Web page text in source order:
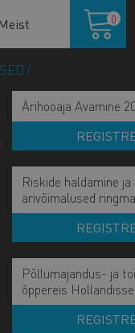
Meist
Ostukorv
0
Ärihooaja Avamine
Riskide haldamine ja
ärivõimalused
Põllumajandus- ja
õppereis Hollandisse